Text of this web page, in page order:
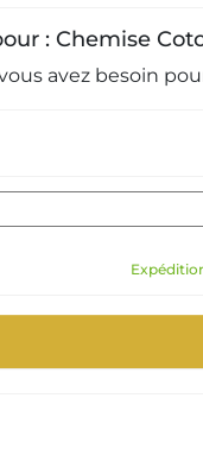
: Chemise
avez besoin